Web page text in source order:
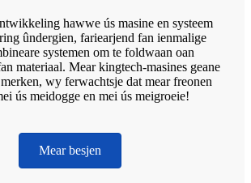
hawwe ús masine en systeem
ûndergien, fariearjend fan ienmalige
systemen om te foldwaan oan
materiaal. Mear kingtech-masines geane
wy ferwachtsje dat mear freonen
ús meidogge en mei ús meigroeie!
Mear besjen